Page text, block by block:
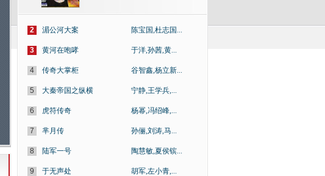
2 湄公河大案 陈宝国,杜志国...
3 黄河在咆哮 于洋,孙茜,黄...
4 传奇大掌柜 谷智鑫,杨立新...
5 大秦帝国之纵横 宁静,王学兵,...
6 虎符传奇 杨幂,冯绍峰,...
7 芈月传 孙俪,刘涛,马...
8 陆军一号 陶慧敏,夏侯镔...
9 于无声处 胡军,左小青,...